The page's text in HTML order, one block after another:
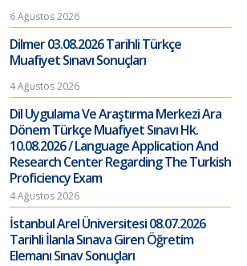
6 Ağustos 2026
Dilmer 03.08.2026 Tarihli Türkçe
Muafiyet Sınavı Sonuçları
4 Ağustos 2026
Dil Uygulama Ve Araştırma Merkezi Ara
Dönem Türkçe Muafiyet Sınavı Hk.
10.08.2026 / Language Application And
Research Center Regarding The Turkish
Proficiency Exam
4 Ağustos 2026
İstanbul Arel Üniversitesi 08.07.2026
Tarihli İlanla Sınava Giren Öğretim
Elemanı Sınav Sonuçları